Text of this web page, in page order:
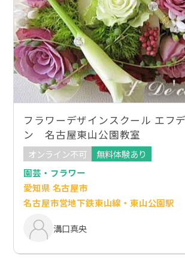
フラワーデザインスクール エフ
ン 名古屋東山公園教室
オンライン不可
無料体験あり
園芸・フラワー
愛知県 名古屋市
名古屋市営地下鉄東山線・東山公園駅
溝口真央